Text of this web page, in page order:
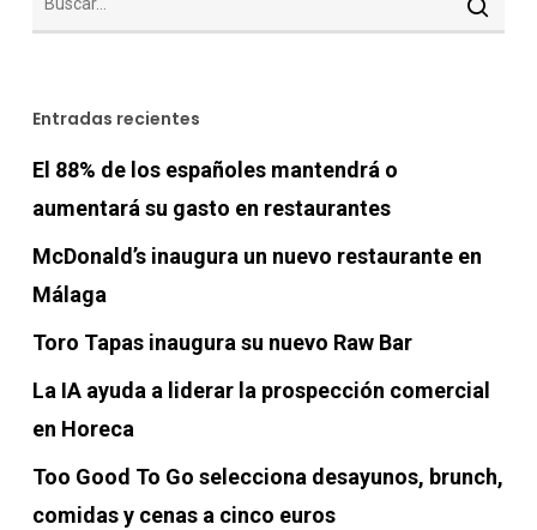
Entradas recientes
El 88% de los españoles mantendrá o
aumentará su gasto en restaurantes
McDonald’s inaugura un nuevo restaurante en
Málaga
Toro Tapas inaugura su nuevo Raw Bar
La IA ayuda a liderar la prospección comercial
en Horeca
Too Good To Go selecciona desayunos, brunch,
comidas y cenas a cinco euros